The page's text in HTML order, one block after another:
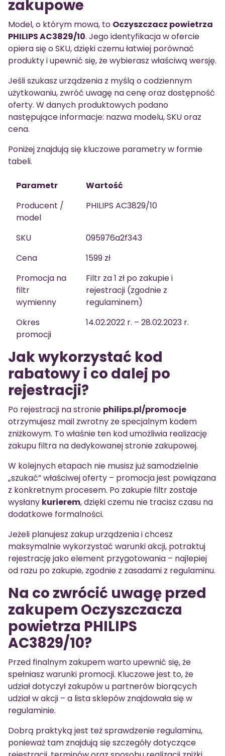
zakupowe
Model, o którym mowa, to Oczyszczacz powietrza
PHILIPS AC3829/10. Jego identyfikacja w ofercie
opiera się o SKU, dzięki czemu łatwiej porównać
produkty i upewnić się, że wybierasz właściwą wersję.
Jeśli szukasz urządzenia z myślą o codziennym
użytkowaniu, zwróć uwagę na cenę oraz dostępność
oferty. W danych produktowych podano
następujące informacje: nazwa modelu, SKU oraz
cena.
Poniżej znajdują się kluczowe parametry w formie
tabeli.
Parametr
Wartość
Producent /
model
PHILIPS AC3829/10
SKU
095976a2f343
Cena
1599 zł
Promocja na
filtr
wymienny
Filtr za 1 zł po zakupie i
rejestracji (zgodnie z
regulaminem)
Okres
promocji
14.02.2022 r. – 28.02.2023 r.
Jak wykorzystać kod
rabatowy i co dalej po
rejestracji?
Po rejestracji na stronie philips.pl/promocje
otrzymujesz mail zwrotny ze specjalnym kodem
zniżkowym. To właśnie ten kod umożliwia realizację
zakupu filtra na dedykowanej stronie zakupowej.
W kolejnych etapach nie musisz już samodzielnie
„szukać” właściwej oferty – promocja jest powiązana
z konkretnym procesem. Po zakupie filtr zostaje
wysłany kurierem, dzięki czemu nie tracisz czasu na
dodatkowe formalności.
Jeżeli planujesz zakup urządzenia i chcesz
maksymalnie wykorzystać warunki akcji, potraktuj
rejestrację jako element przygotowania – najlepiej
od razu po zakupie, zgodnie z zasadami z regulaminu.
Na co zwrócić uwagę przed
zakupem Oczyszczacza
powietrza PHILIPS
AC3829/10?
Przed finalnym zakupem warto upewnić się, że
spełniasz warunki promocji. Kluczowe jest to, że
udział dotyczył zakupów u partnerów biorących
udział w akcji – a lista sklepów znajdowała się w
regulaminie.
Dobrą praktyką jest też sprawdzenie regulaminu,
ponieważ tam znajdują się szczegóły dotyczące